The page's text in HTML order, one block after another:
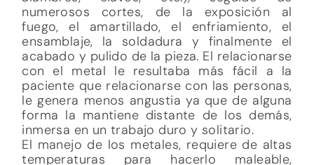
numerosos cortes, de la exposición al
fuego, el amartillado, el enfriamiento, el
ensamblaje, la soldadura y finalmente el
acabado y pulido de la pieza. El relacionarse
con el metal le resultaba más fácil a la
paciente que relacionarse con las personas,
le genera menos angustia ya que de alguna
forma la mantiene distante de los demás,
inmersa en un trabajo duro y solitario.
El manejo de los metales, requiere de altas
temperaturas para hacerlo maleable,